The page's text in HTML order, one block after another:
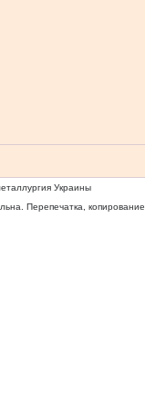
Украины
Перепечатка,